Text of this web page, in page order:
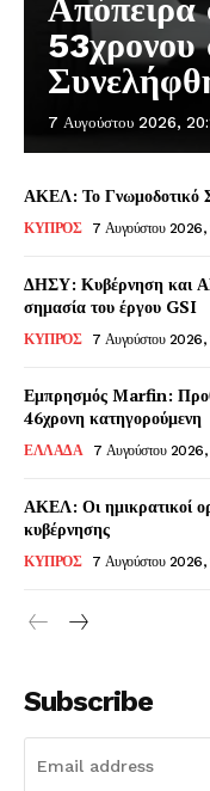
Απόπειρα
7 Αυγούστου 2026,
ΑΚΕΛ: Το Γνωμοδοτικό
ΚΥΠΡΟΣ 7 Αυγούστου 2026,
ΔΗΣΥ: Κυβέρνηση και
σημασία του έργου GSI
ΚΥΠΡΟΣ 7 Αυγούστου 2026,
Εμπρησμός Marfin:
46χρονη κατηγορούμενη
ΕΛΛΑΔΑ 7 Αυγούστου
ΑΚΕΛ: Οι ημικρατικοί
κυβέρνησης
ΚΥΠΡΟΣ 7 Αυγούστου 2026,
Subscribe